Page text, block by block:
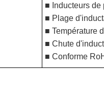
■ Inducteurs
■ Plage
■ Température
■ Chute
■ Conforme